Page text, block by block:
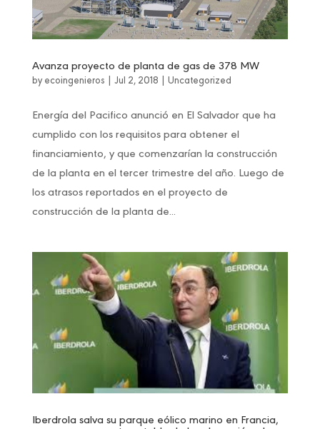
Avanza proyecto de planta de gas de 378 MW
by ecoingenieros Jul 2, 2018 Uncategorized
Energía del Pacifico anunció en El Salvador que ha
cumplido con los requisitos para obtener el
financiamiento, y que comenzarían la construcción
de la planta en el tercer trimestre del año. Luego de
los atrasos reportados en el proyecto de
construcción de la planta de...
Iberdrola salva su parque eólico marino en Francia,